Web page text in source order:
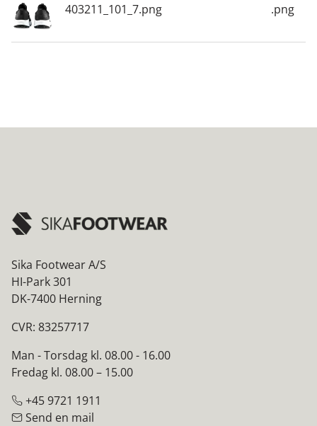
403211_101_7.png .png
Sika Footwear A/S
HI-Park 301
DK-7400 Herning
CVR: 83257717
Man - Torsdag kl. 08.00 - 16.00
Fredag kl. 08.00 – 15.00
+45 9721 1911
Send en mail